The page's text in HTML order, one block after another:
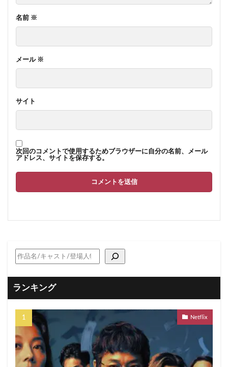
名前 ※
メール ※
サイト
次回のコメントで使用するためブラウザーに自分の名前、メール
アドレス、サイトを保存する。
ランキング
Netflix